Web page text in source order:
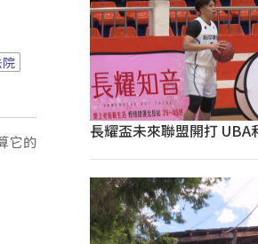
它的
長耀盃未來聯盟開打 UBA